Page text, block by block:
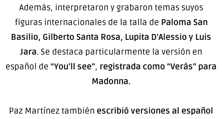
Además, interpretaron y grabaron temas suyos
figuras internacionales de la talla de Paloma San
Basilio, Gilberto Santa Rosa, Lupita D’Alessio y Luis
Jara. Se destaca particularmente la versión en
español de “You’ll see”, registrada como “Verás” para
Madonna.
Paz Martínez también escribió versiones al español